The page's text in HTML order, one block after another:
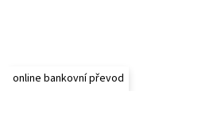
online bankovní převod